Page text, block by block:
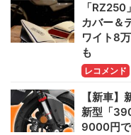
「
カバー＆
ワイト8
も
レコメンド
【新車
新型「
9000円